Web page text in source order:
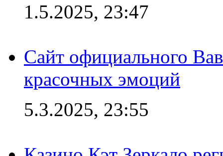
1.5.2025, 23:47
Сайт официального
красочных эмоций
5.3.2025, 23:55